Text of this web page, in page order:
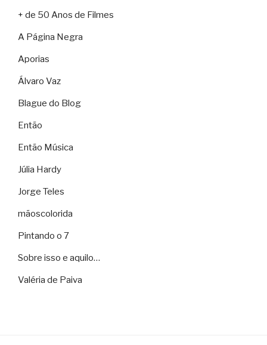
+ de 50 Anos de Filmes
A Página Negra
Aporias
Álvaro Vaz
Blague do Blog
Então
Então Música
Júlia Hardy
Jorge Teles
mãoscolorida
Pintando o 7
Sobre isso e aquilo…
Valéria de Paiva